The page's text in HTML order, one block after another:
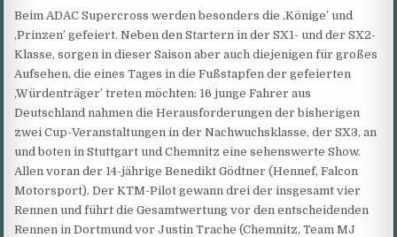
Beim ADAC Supercross werden besonders die ‚Könige’ und
‚Prinzen’ gefeiert. Neben den Startern in der SX1- und der SX2-
Klasse, sorgen in dieser Saison aber auch diejenigen für großes
Aufsehen, die eines Tages in die Fußstapfen der gefeierten
‚Würdenträger’ treten möchten: 16 junge Fahrer aus
Deutschland nahmen die Herausforderungen der bisherigen
zwei Cup-Veranstaltungen in der Nachwuchsklasse, der SX3, an
und boten in Stuttgart und Chemnitz eine sehenswerte Show.
Allen voran der 14-jährige Benedikt Gödtner (Hennef, Falcon
Motorsport). Der KTM-Pilot gewann drei der insgesamt vier
Rennen und führt die Gesamtwertung vor den entscheidenden
Rennen in Dortmund vor Justin Trache (Chemnitz, Team MJ